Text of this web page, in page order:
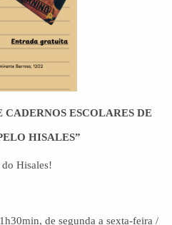
CADERNOS ESCOLARES DE
HISALES”
Hisales!
de segunda a sexta-feira /